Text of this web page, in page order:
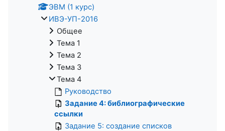
ЭВМ (1 курс)
ИВЭ-УП-2016
Общее
Тема 1
Тема 2
Тема 3
Тема 4
Руководство
Задание 4: библиографические
ссылки
Задание 5: создание списков